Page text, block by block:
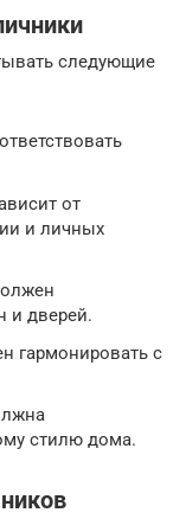
следующие
от
и личных
и дверей.
гармонировать с
стилю дома.